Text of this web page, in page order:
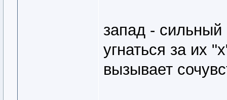
запад -
угнаться за их
вызывает